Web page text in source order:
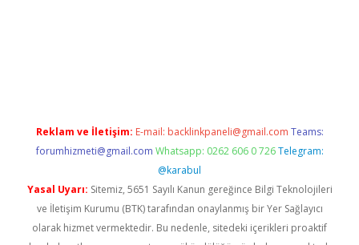
Reklam ve İletişim: E-mail: backlinkpaneli@gmail.com Teams:
forumhizmeti@gmail.com Whatsapp: 0262 606 0 726 Telegram:
@karabul
Yasal Uyarı: Sitemiz, 5651 Sayılı Kanun gereğince Bilgi Teknolojileri
ve İletişim Kurumu (BTK) tarafından onaylanmış bir Yer Sağlayıcı
olarak hizmet vermektedir. Bu nedenle, sitedeki içerikleri proaktif